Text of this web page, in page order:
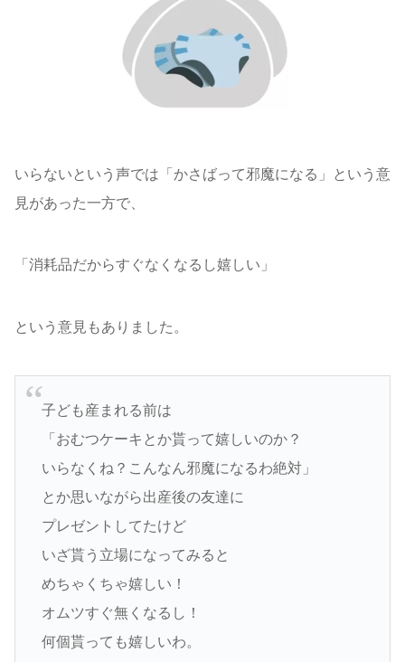
いらないという声では「かさばって邪魔になる」という意
見があった一方で、
「消耗品だからすぐなくなるし嬉しい」
という意見もありました。
子ども産まれる前は
「おむつケーキとか貰って嬉しいのか？
いらなくね？こんなん邪魔になるわ絶対」
とか思いながら出産後の友達に
プレゼントしてたけど
いざ貰う立場になってみると
めちゃくちゃ嬉しい！
オムツすぐ無くなるし！
何個貰っても嬉しいわ。